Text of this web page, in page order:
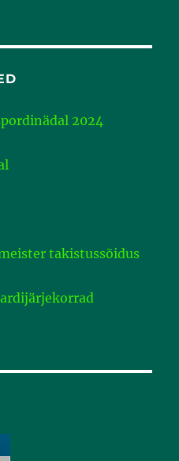
2024
takistussõidus